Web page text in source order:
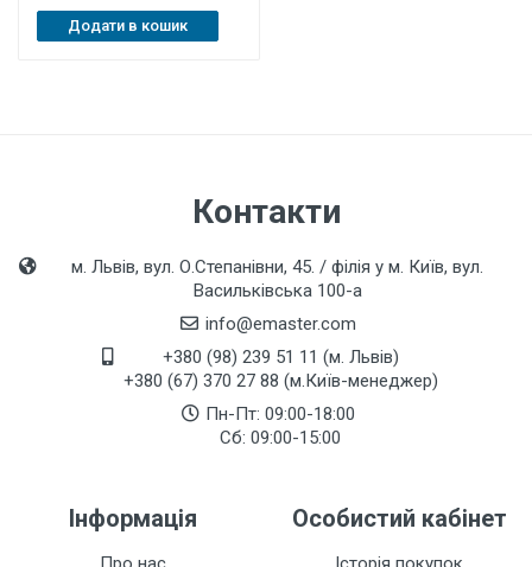
Додати в кошик
Контакти
м. Львів, вул. О.Степанівни, 45. / філія у м. Київ, вул.
Васильківська 100-а
info@emaster.com
+380 (98) 239 51 11 (м. Львів)
+380 (67) 370 27 88 (м.Київ-менеджер)
Пн-Пт: 09:00-18:00
Сб: 09:00-15:00
Інформація Особистий кабінет